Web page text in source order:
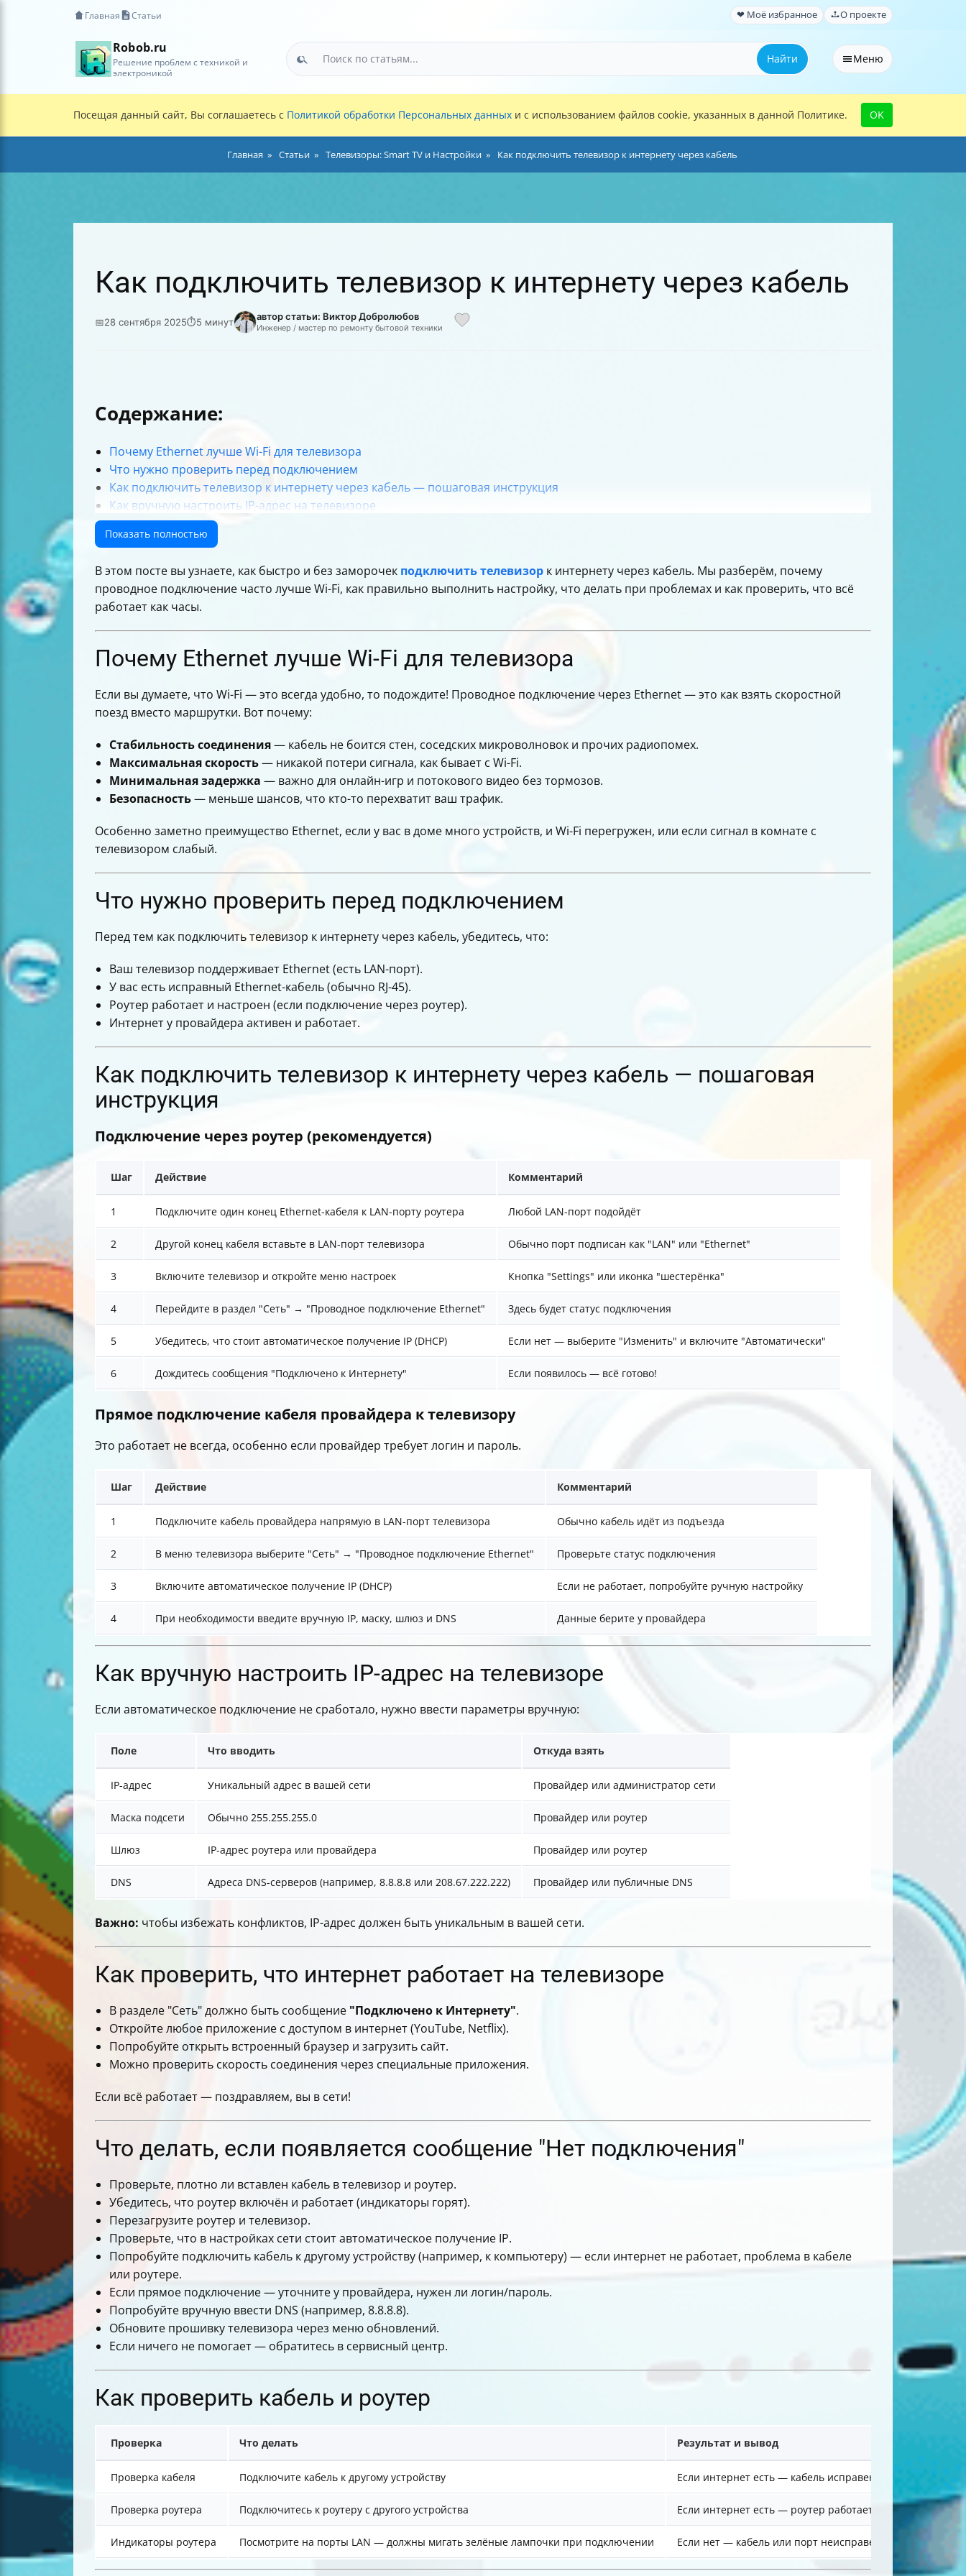
Главная Статьи ❤ Моё избранное О проекте
Robob.ru
Решение проблем с техникой и
электроникой
Найти Меню
Посещая данный сайт, Вы соглашаетесь с Политикой обработки Персональных данных и с использованием файлов cookie, указанных в данной Политике. OK
Главная Статьи Телевизоры: Smart TV и Настройки Как подключить телевизор к интернету через кабель
Как подключить телевизор к интернету через кабель
📅28 сентября 2025⏱5 минут автор статьи: Виктор Добролюбов
Инженер / мастер по ремонту бытовой техники
Содержание:
Почему Ethernet лучше Wi-Fi для телевизора
Что нужно проверить перед подключением
Как подключить телевизор к интернету через кабель — пошаговая инструкция
Как вручную настроить IP-адрес на телевизоре
Как проверить, что интернет работает на телевизоре
Что делать, если появляется сообщение "Нет подключения"
Дополнительные советы для стабильного Ethernet-подключения
Быстрый обзор настроек сети на телевизоре
Кому подходит это руководство
Итоговая таблица: Ethernet vs Wi-Fi для телевизора
Показать полностью
В этом посте вы узнаете, как быстро и без заморочек подключить телевизор к интернету через кабель. Мы разберём, почему
проводное подключение часто лучше Wi-Fi, как правильно выполнить настройку, что делать при проблемах и как проверить, что всё
работает как часы.
Почему Ethernet лучше Wi-Fi для телевизора
Если вы думаете, что Wi-Fi — это всегда удобно, то подождите! Проводное подключение через Ethernet — это как взять скоростной
поезд вместо маршрутки. Вот почему:
Стабильность соединения— кабель не боится стен, соседских микроволновок и прочих радиопомех.
Максимальная скорость— никакой потери сигнала, как бывает с Wi-Fi.
Минимальная задержка — важно для онлайн-игр и потокового видео без тормозов.
Безопасность— меньше шансов, что кто-то перехватит ваш трафик.
Особенно заметно преимущество Ethernet, если у вас в доме много устройств, и Wi-Fi перегружен, или если сигнал в комнате с
телевизором слабый.
Что нужно проверить перед подключением
Перед тем как подключить телевизор к интернету через кабель, убедитесь, что:
Ваш телевизор поддерживает Ethernet (есть LAN-порт).
У вас есть исправный Ethernet-кабель (обычно RJ-45).
Роутер работает и настроен (если подключение через роутер).
Интернет у провайдера активен и работает.
Как подключить телевизор к интернету через кабель — пошаговая
инструкция
Подключение через роутер (рекомендуется)
Шаг Действие Комментарий
1 Подключите один конец Ethernet-кабеля к LAN-порту роутера Любой LAN-порт подойдёт
2 Другой конец кабеля вставьте в LAN-порт телевизора Обычно порт подписан как "LAN" или "Ethernet"
3 Включите телевизор и откройте меню настроек Кнопка "Settings" или иконка "шестерёнка"
4 Перейдите в раздел "Сеть" → "Проводное подключение Ethernet" Здесь будет статус подключения
5 Убедитесь, что стоит автоматическое получение IP (DHCP) Если нет — выберите "Изменить" и включите "Автоматически"
6 Дождитесь сообщения "Подключено к Интернету" Если появилось — всё готово!
Прямое подключение кабеля провайдера к телевизору
Это работает не всегда, особенно если провайдер требует логин и пароль.
Шаг Действие Комментарий
1 Подключите кабель провайдера напрямую в LAN-порт телевизора Обычно кабель идёт из подъезда
2 В меню телевизора выберите "Сеть" → "Проводное подключение Ethernet" Проверьте статус подключения
3 Включите автоматическое получение IP (DHCP) Если не работает, попробуйте ручную настройку
4 При необходимости введите вручную IP, маску, шлюз и DNS Данные берите у провайдера
Как вручную настроить IP-адрес на телевизоре
Если автоматическое подключение не сработало, нужно ввести параметры вручную:
Поле Что вводить Откуда взять
IP-адрес Уникальный адрес в вашей сети Провайдер или администратор сети
Маска подсети Обычно 255.255.255.0 Провайдер или роутер
Шлюз IP-адрес роутера или провайдера Провайдер или роутер
DNS Адреса DNS-серверов (например, 8.8.8.8 или 208.67.222.222) Провайдер или публичные DNS
Важно: чтобы избежать конфликтов, IP-адрес должен быть уникальным в вашей сети.
Как проверить, что интернет работает на телевизоре
В разделе "Сеть" должно быть сообщение "Подключено к Интернету".
Откройте любое приложение с доступом в интернет (YouTube, Netflix).
Попробуйте открыть встроенный браузер и загрузить сайт.
Можно проверить скорость соединения через специальные приложения.
Если всё работает — поздравляем, вы в сети!
Что делать, если появляется сообщение "Нет подключения"
Проверьте, плотно ли вставлен кабель в телевизор и роутер.
Убедитесь, что роутер включён и работает (индикаторы горят).
Перезагрузите роутер и телевизор.
Проверьте, что в настройках сети стоит автоматическое получение IP.
Попробуйте подключить кабель к другому устройству (например, к компьютеру) — если интернет не работает, проблема в кабеле
или роутере.
Если прямое подключение — уточните у провайдера, нужен ли логин/пароль.
Попробуйте вручную ввести DNS (например, 8.8.8.8).
Обновите прошивку телевизора через меню обновлений.
Если ничего не помогает — обратитесь в сервисный центр.
Как проверить кабель и роутер
Проверка Что делать Результат и вывод
Проверка кабеля Подключите кабель к другому устройству Если интернет есть — кабель исправен
Проверка роутера Подключитесь к роутеру с другого устройства Если интернет есть — роутер работает
Индикаторы роутера Посмотрите на порты LAN — должны мигать зелёные лампочки при подключении Если нет — кабель или порт неисправен